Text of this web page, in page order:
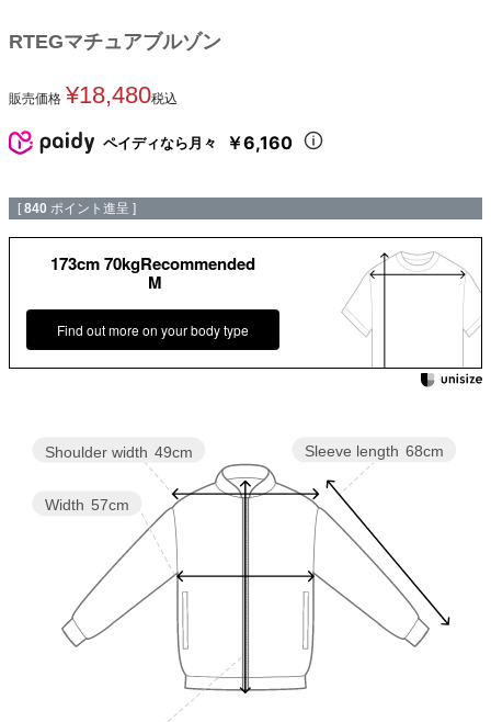
RTEGマチュアブルゾン
販売価格 ¥18,480税込
ペイディなら月々 ￥6,160
[ 840 ポイント進呈 ]
173cm 70kgRecommended
M
Find out more on your body type
Sleeve length 68cm
Width 57cm
Shoulder width 49cm